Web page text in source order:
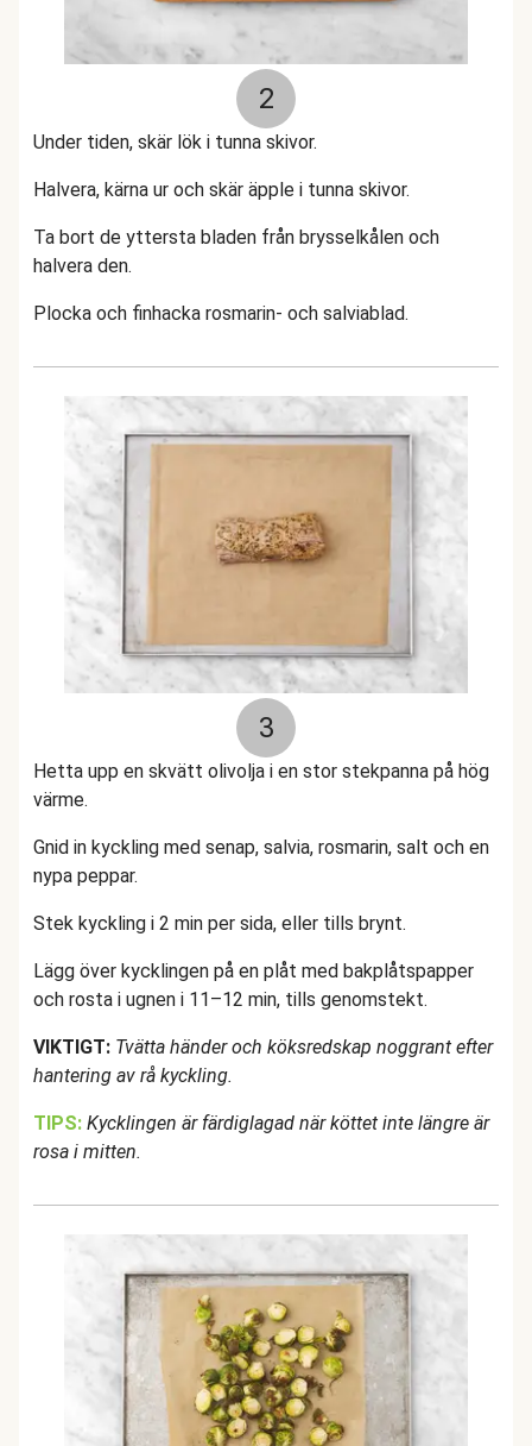
2
Under tiden, skär lök i tunna skivor.
Halvera, kärna ur och skär äpple i tunna skivor.
Ta bort de yttersta bladen från brysselkålen och
halvera den.
Plocka och finhacka rosmarin- och salviablad.
3
Hetta upp en skvätt olivolja i en stor stekpanna på hög
värme.
Gnid in kyckling med senap, salvia, rosmarin, salt och en
nypa peppar.
Stek kyckling i 2 min per sida, eller tills brynt.
Lägg över kycklingen på en plåt med bakplåtspapper
och rosta i ugnen i 11–12 min, tills genomstekt.
VIKTIGT: Tvätta händer och köksredskap noggrant efter
hantering av rå kyckling.
TIPS: Kycklingen är färdiglagad när köttet inte längre är
rosa i mitten.